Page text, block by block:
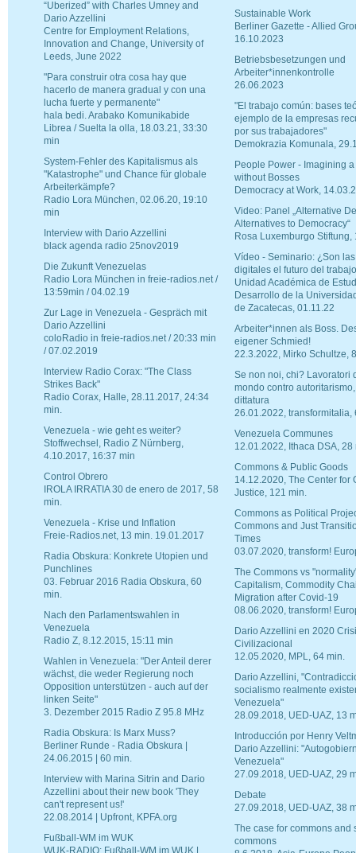
“Uberized” with Charles Umney and
Dario Azzellini
Centre for Employment Relations,
Innovation and Change, University of
Leeds, June 2022
"Para construir otra cosa hay que
hacerlo de manera gradual y con una
lucha fuerte y permanente"
hala bedi. Arabako Komunikabide
Librea / Suelta la olla, 18.03.21, 33:30
min
System-Fehler des Kapitalismus als
"Katastrophe" und Chance für globale
Arbeiterkämpfe?
Radio Lora München, 02.06.20, 19:10
min
Interview with Dario Azzellini
black agenda radio 25nov2019
Die Zukunft Venezuelas
Radio Lora München in freie-radios.net /
13:59min / 04.02.19
Zur Lage in Venezuela - Gespräch mit
Dario Azzellini
coloRadio in freie-radios.net / 20:33 min
/ 07.02.2019
Interview Radio Corax: "The Class
Strikes Back"
Radio Corax, Halle, 28.11.2017, 24:34
min.
Venezuela - wie geht es weiter?
Stoffwechsel, Radio Z Nürnberg,
4.10.2017, 16:37 min
Control Obrero
IROLA IRRATIA 30 de enero de 2017, 58
min.
Venezuela - Krise und Inflation
Freie-Radios.net, 13 min. 19.01.2017
Radia Obskura: Konkrete Utopien und
Punchlines
03. Februar 2016 Radia Obskura, 60
min.
Nach den Parlamentswahlen in
Venezuela
Radio Z, 8.12.2015, 15:11 min
Wahlen in Venezuela: "Der Anteil derer
wächst, die weder Regierung noch
Opposition unterstützen - auch auf der
linken Seite"
3. Dezember 2015 Radio Z 95.8 MHz
Radia Obskura: Is Marx Muss?
Berliner Runde - Radia Obskura |
24.06.2015 | 60 min.
Interview with Marina Sitrin and Dario
Azzellini about their new book 'They
can't represent us!'
22.08.2014 | Upfront, KPFA.org
Fußball-WM im WUK
WUK-RADIO: Fußball-WM im WUK |
Sustainable Work
Berliner Gazette - Allied
16.10.2023
Betriebsbesetzungen und
Arbeiter*innenkontrolle
26.06.2023
"El trabajo común: bases
ejemplo de la empresas
por sus trabajadores"
Demokrazia Komunala,
People Power - Imagining
without Bosses
Democracy at Work,
Video: Panel „Alternative
Alternatives to Democracy“
Rosa Luxemburgo Stiftung,
Vídeo - Seminario: ¿Son
digitales el futuro del
Unidad Académica de
Desarrollo de la
de Zacatecas, 01.11.22
Arbeiter*innen als Boss.
eigener Schmied!
22.3.2022, Mirko Schultze,
Se non noi, chi? Lavoratori
mondo contro
dittatura
26.01.2022, transformitalia,
Venezuela Communes
12.01.2022, Ithaca DSA, 28
Commons & Public Goods
14.12.2020, The Center for
Justice, 121 min.
Commons as Political
Commons and Just
Times
03.07.2020, transform!
The Commons vs
Capitalism, Commodity
Migration after Covid-19
08.06.2020, transform!
Dario Azzellini en 2020
Civilizacional
12.05.2020, MPL, 64 min.
Dario Azzellini,
socialismo realmente
Venezuela"
28.09.2018, UED-UAZ, 13
Introducción por Henry
Dario Azzellini:
Venezuela"
27.09.2018, UED-UAZ, 29
Debate
27.09.2018, UED-UAZ, 38
The case for commons and
commons